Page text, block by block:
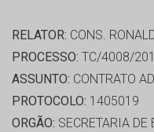
RELATOR: CONS.
PROCESSO: TC/4008/
ASSUNTO: CONTRATO
PROTOCOLO: 1405019
ORGÃO: SECRETARIA DE